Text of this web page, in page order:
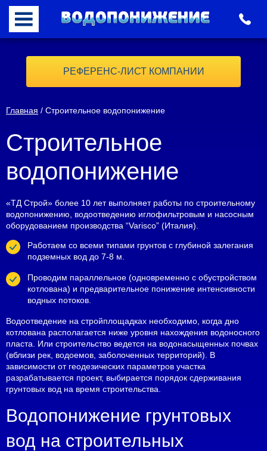
РЕФЕРЕНС-ЛИСТ КОМПАНИИ
Главная / Строительное водопонижение
Строительное
водопонижение
«ТД Строй» более 10 лет выполняет работы по строительному
водопонижению, водоотведению иглофильтровым и насосным
оборудованием производства “Varisco” (Италия).
Работаем со всеми типами грунтов с глубиной залегания
подземных вод до 7-8 м.
Проводим параллельное (одновременно с обустройством
котлована) и предварительное понижение интенсивности
водных потоков.
Водоотведение на стройплощадках необходимо, когда дно
котлована располагается ниже уровня нахождения водоносного
пласта. Или строительство ведется на водонасыщенных почвах
(вблизи рек, водоемов, заболоченных территорий). В
зависимости от геодезических параметров участка
разрабатывается проект, выбирается порядок сдерживания
грунтовых вод на время строительства.
Водопонижение грунтовых
вод на строительных